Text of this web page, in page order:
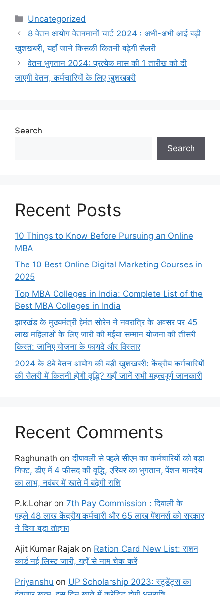
Categories
Uncategorized
8 वेतन आयोग वेतनमानों चार्ट 2024 : अभी-अभी आई बड़ी
खुशखबरी, यहाँ जाने किसकी कितनी बढ़ेगी सैलरी
वेतन भुगतान 2024: प्रत्येक मास की 1 तारीख को दी
जाएगी वेतन, कर्मचारियों के लिए खुशखबरी
Search
Search
Recent Posts
10 Things to Know Before Pursuing an Online
MBA
The 10 Best Online Digital Marketing Courses in
2025
Top MBA Colleges in India: Complete List of the
Best MBA Colleges in India
झारखंड के मुख्यमंत्री हेमंत सोरेन ने नवरात्रि के अवसर पर 45
लाख महिलाओं के लिए जारी की मंईयां सम्मान योजना की तीसरी
किस्त: जानिए योजना के फायदे और विस्तार
2024 के 8वें वेतन आयोग की बड़ी खुशखबरी: केंद्रीय कर्मचारियों
की सैलरी में कितनी होगी वृद्धि? यहाँ जानें सभी महत्वपूर्ण जानकारी
Recent Comments
Raghunath onदीपावली से पहले सीएम का कर्मचारियों को बड़ा
गिफ्ट, डीए में 4 फीसद की वृद्धि, एरियर का भुगतान, पेंशन मानदेय
का लाभ, नवंबर में खाते में बढ़ेगी राशि
P.k.Lohar on 7th Pay Commission : दिवाली के
पहले 48 लाख केंद्रीय कर्मचारी और 65 लाख पेंशनर्स को सरकार
ने दिया बड़ा तोहफा
Ajit Kumar Rajak on Ration Card New List: राशन
कार्ड नई लिस्ट जारी, यहाँ से नाम चेक करें
Priyanshu on UP Scholarship 2023: स्टूडेंट्स का